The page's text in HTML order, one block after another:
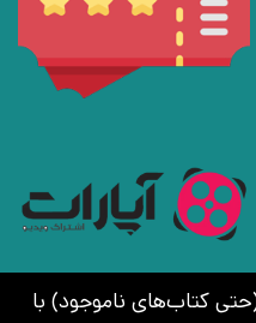
کتاب‌های ناموجود) با